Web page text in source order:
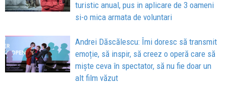
turistic anual, pus in aplicare de 3 oameni
si-o mica armata de voluntari
Andrei Dăscălescu: Îmi doresc să transmit
emoție, să inspir, să creez o operă care să
miște ceva în spectator, să nu fie doar un
alt film văzut